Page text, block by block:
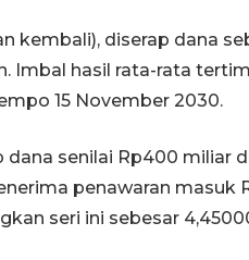
kembali), diserap dana
Imbal hasil rata-rata
15 November 2030.
senilai Rp400 miliar
penawaran masuk
seri ini sebesar
15 July